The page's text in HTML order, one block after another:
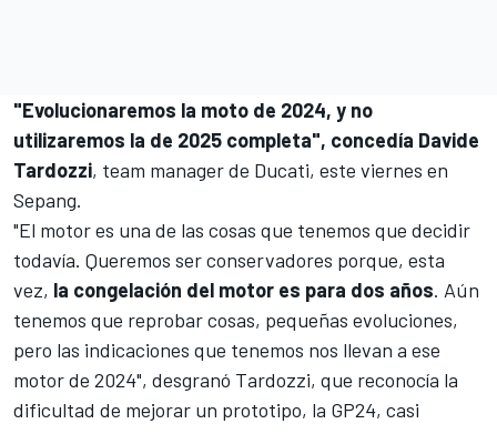
"Evolucionaremos la moto de 2024, y no
utilizaremos la de 2025 completa", concedía Davide
Tardozzi, team manager de Ducati, este viernes en
Sepang.
"El motor es una de las cosas que tenemos que decidir
todavía. Queremos ser conservadores porque, esta
vez, la congelación del motor es para dos años. Aún
tenemos que reprobar cosas, pequeñas evoluciones,
pero las indicaciones que tenemos nos llevan a ese
motor de 2024", desgranó Tardozzi, que reconocía la
dificultad de mejorar un prototipo, la GP24, casi